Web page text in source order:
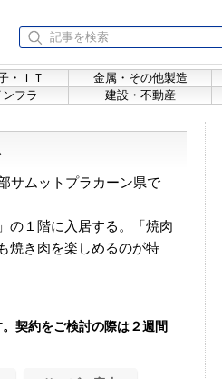
・ＩＴ 金属・その他製造
フラ 建設・不動産
サムットプラカーン県で
の１階に入居する。「焼肉
焼き肉を楽しめるのが特
契約をご検討の際は２週間